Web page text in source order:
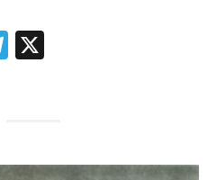
T
a